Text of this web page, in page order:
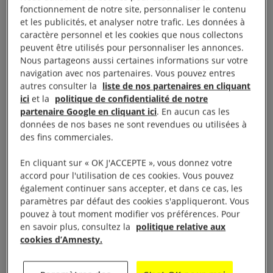
Le budget du pays pour l’année 2024 accordait des
moyens limités à certaines politiques sociales, en
particulier celles qui dépendaient du ministère de
l’Égalité raciale et qui étaient censées lutter contre
les inégalités liées aux origines.
Droits économiques,
sociaux et culturels
La Fondation Getúlio Vargas a publié en juin des
informations indiquant que la pauvreté avait reculé.
Malgré tout, 28 % de la population vivait toujours
fonctionnement de notre site, personnaliser le contenu
et les publicités, et analyser notre trafic. Les données à
caractère personnel et les cookies que nous collectons
peuvent être utilisés pour personnaliser les annonces.
Nous partageons aussi certaines informations sur votre
navigation avec nos partenaires. Vous pouvez entres
autres consulter la liste de nos partenaires en cliquant
ici et la politique de confidentialité de notre
partenaire Google en cliquant ici. En aucun cas les
données de nos bases ne sont revendues ou utilisées à
des fins commerciales.
En cliquant sur « OK J'ACCEPTE », vous donnez votre
accord pour l'utilisation de ces cookies. Vous pouvez
également continuer sans accepter, et dans ce cas, les
paramètres par défaut des cookies s'appliqueront. Vous
pouvez à tout moment modifier vos préférences. Pour
en savoir plus, consultez la politique relative aux
cookies d’Amnesty.